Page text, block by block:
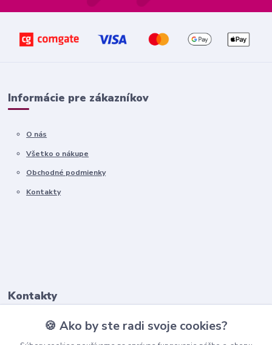
Informácie pre zákazníkov
O nás
Všetko o nákupe
Obchodné podmienky
Kontakty
Kontakty
+421911 569 017🍪 Ako by ste radi svoje cookies?